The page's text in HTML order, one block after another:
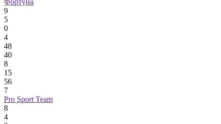
Фортуна
9
5
0
4
48
40
8
15
56
7
Pro Sport Team
8
4